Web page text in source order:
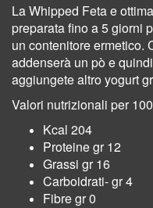
La Whipped Feta e
preparata fino a 5 giorni
un contenitore ermetico.
addenserà un pò e
aggiungete altro yogurt
Valori nutrizionali per
Kcal 204
Proteine gr 12
Grassi gr 16
Carboidrati- gr 4
Fibre gr 0